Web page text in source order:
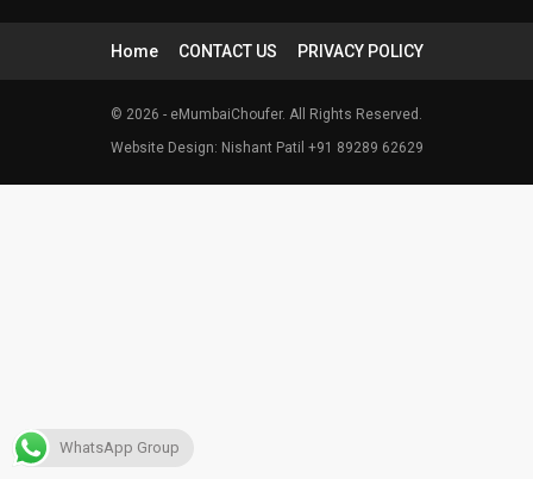
Home CONTACT US PRIVACY POLICY
© 2026 - eMumbaiChoufer. All Rights Reserved.
Website Design: Nishant Patil +91 89289 62629
WhatsApp Group